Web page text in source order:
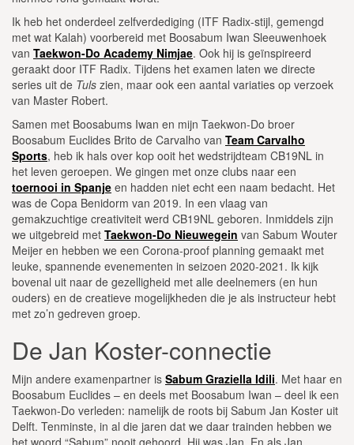
Ik heb het onderdeel zelfverdediging (ITF Radix-stijl, gemengd
met wat Kalah) voorbereid met Boosabum Iwan Sleeuwenhoek
van Taekwon-Do Academy Nimjae. Ook hij is geïnspireerd
geraakt door ITF Radix. Tijdens het examen laten we directe
series uit de Tuls zien, maar ook een aantal variaties op verzoek
van Master Robert.
Samen met Boosabums Iwan en mijn Taekwon-Do broer
Boosabum Euclides Brito de Carvalho van Team Carvalho
Sports, heb ik hals over kop ooit het wedstrijdteam CB19NL in
het leven geroepen. We gingen met onze clubs naar een
toernooi in Spanje en hadden niet echt een naam bedacht. Het
was de Copa Benidorm van 2019. In een vlaag van
gemakzuchtige creativiteit werd CB19NL geboren. Inmiddels zijn
we uitgebreid met Taekwon-Do Nieuwegein van Sabum Wouter
Meijer en hebben we een Corona-proof planning gemaakt met
leuke, spannende evenementen in seizoen 2020-2021. Ik kijk
bovenal uit naar de gezelligheid met alle deelnemers (en hun
ouders) en de creatieve mogelijkheden die je als instructeur hebt
met zo’n gedreven groep.
De Jan Koster-connectie
Mijn andere examenpartner is Sabum Graziella Idili. Met haar en
Boosabum Euclides – en deels met Boosabum Iwan – deel ik een
Taekwon-Do verleden: namelijk de roots bij Sabum Jan Koster uit
Delft. Tenminste, in al die jaren dat we daar trainden hebben we
het woord “Sabum” nooit gehoord. Hij was Jan. En als Jan